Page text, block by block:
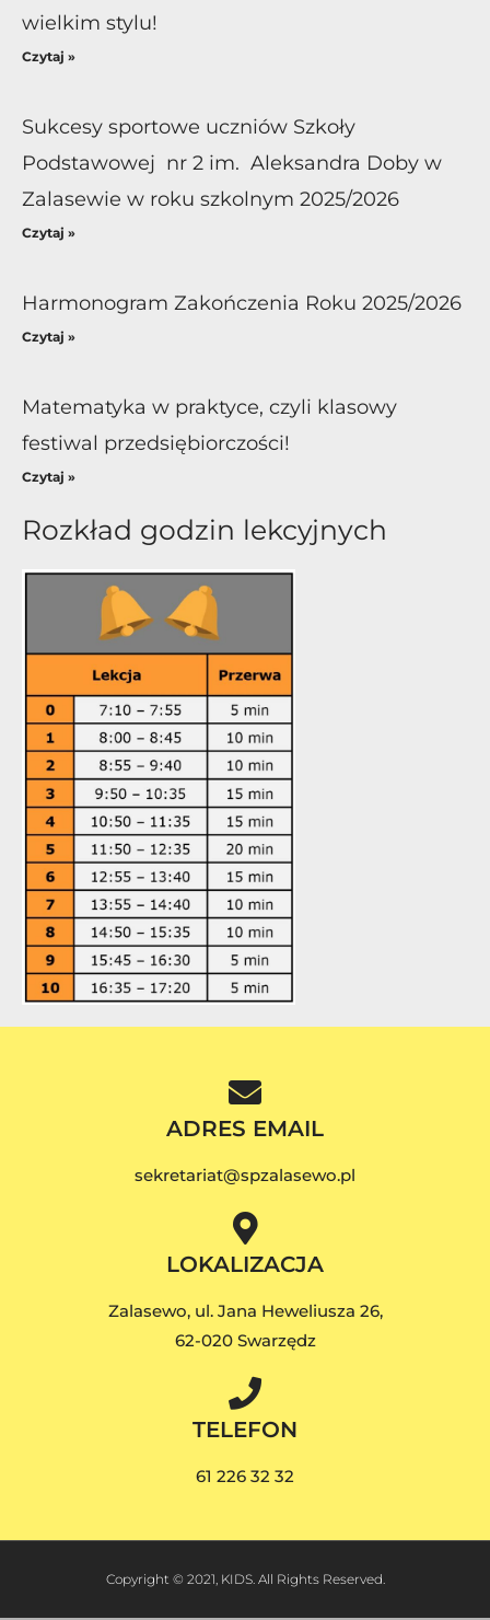
wielkim stylu!
Czytaj »
Sukcesy sportowe uczniów Szkoły
Podstawowej nr 2 im. Aleksandra Doby w
Zalasewie w roku szkolnym 2025/2026
Czytaj »
Harmonogram Zakończenia Roku 2025/2026
Czytaj »
Matematyka w praktyce, czyli klasowy
festiwal przedsiębiorczości!
Czytaj »
Rozkład godzin lekcyjnych
ADRES EMAIL
sekretariat@spzalasewo.pl
LOKALIZACJA
Zalasewo, ul. Jana Heweliusza 26,
62-020 Swarzędz
TELEFON
61 226 32 32
Copyright © 2021, KIDS. All Rights Reserved.